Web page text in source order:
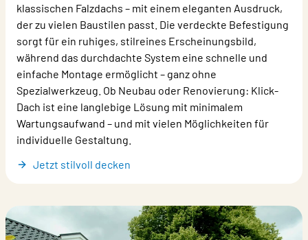
klassischen Falzdachs – mit einem eleganten Ausdruck,
der zu vielen Baustilen passt. Die verdeckte Befestigung
sorgt für ein ruhiges, stilreines Erscheinungsbild,
während das durchdachte System eine schnelle und
einfache Montage ermöglicht – ganz ohne
Spezialwerkzeug. Ob Neubau oder Renovierung: Klick-
Dach ist eine langlebige Lösung mit minimalem
Wartungsaufwand – und mit vielen Möglichkeiten für
individuelle Gestaltung.
Jetzt stilvoll decken